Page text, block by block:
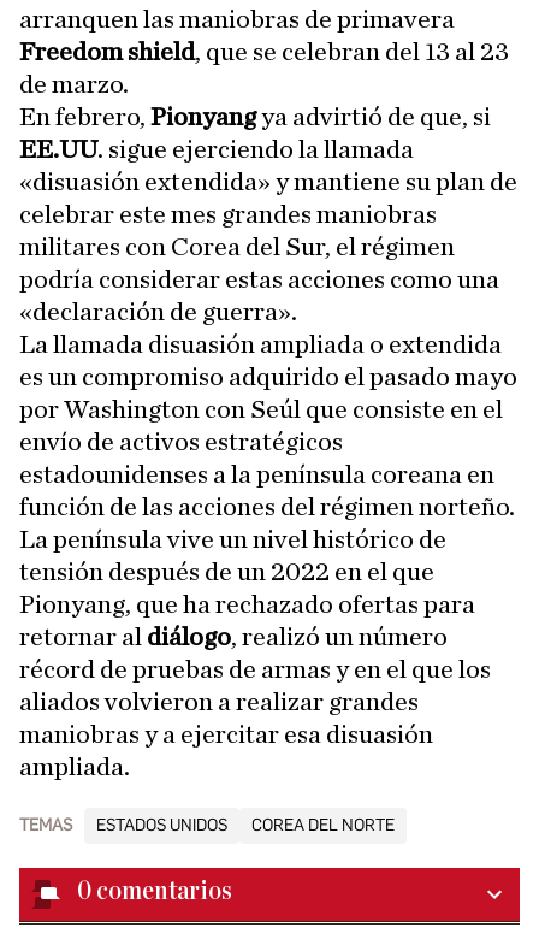
arranquen las maniobras de primavera
Freedom shield, que se celebran del 13 al 23
de marzo.
En febrero, Pionyangya advirtió de que, si
EE.UU. sigue ejerciendo la llamada
«disuasión extendida» y mantiene su plan de
celebrar este mes grandes maniobras
militares con Corea del Sur, el régimen
podría considerar estas acciones como una
«declaración de guerra».
La llamada disuasión ampliada o extendida
es un compromiso adquirido el pasado mayo
por Washington con Seúl que consiste en el
envío de activos estratégicos
estadounidenses a la península coreana en
función de las acciones del régimen norteño.
La península vive un nivel histórico de
tensión después de un 2022 en el que
Pionyang, que ha rechazado ofertas para
retornar al diálogo, realizó un número
récord de pruebas de armas y en el que los
aliados volvieron a realizar grandes
maniobras y a ejercitar esa disuasión
ampliada.
TEMAS ESTADOS UNIDOS COREA DEL NORTE
0 comentarios